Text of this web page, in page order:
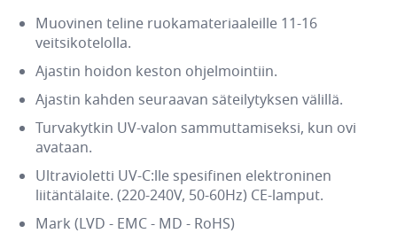
Muovinen teline ruokamateriaaleille 11-16
veitsikotelolla.
Ajastin hoidon keston ohjelmointiin.
Ajastin kahden seuraavan säteilytyksen välillä.
Turvakytkin UV-valon sammuttamiseksi, kun ovi
avataan.
Ultravioletti UV-C:lle spesifinen elektroninen
liitäntälaite. (220-240V, 50-60Hz) CE-lamput.
Mark (LVD - EMC - MD - RoHS)